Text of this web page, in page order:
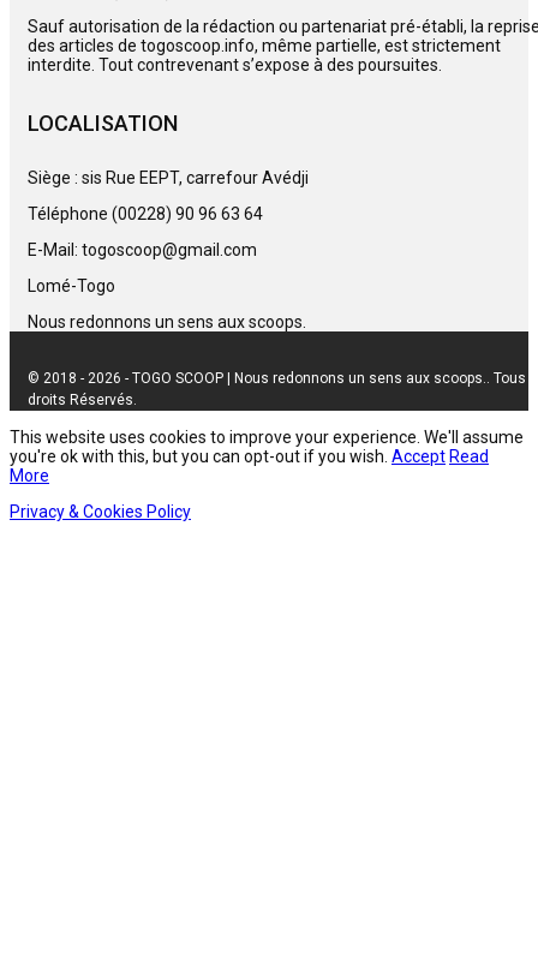
Sauf autorisation de la rédaction ou partenariat pré-établi, la
des articles de togoscoop.info, même partielle, est strictement
interdite. Tout contrevenant s’expose à des poursuites.
LOCALISATION
Siège : sis Rue EEPT, carrefour Avédji
Téléphone (00228) 90 96 63 64
E-Mail: togoscoop@gmail.com
Lomé-Togo
Nous redonnons un sens aux scoops.
© 2018 - 2026 - TOGO SCOOP | Nous redonnons un sens aux scoops.. Tous
droits Réservés.
This website uses cookies to improve your experience. We'll assume
you're ok with this, but you can opt-out if you wish. Accept Read
More
Privacy & Cookies Policy